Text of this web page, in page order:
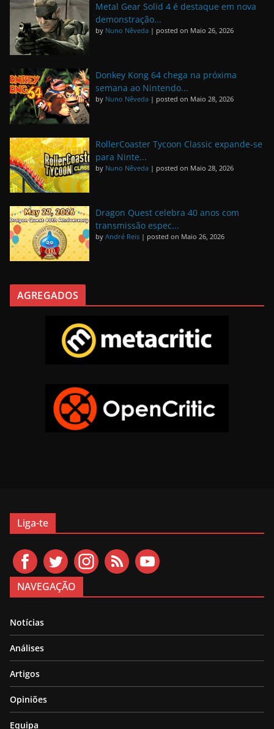
Metal Gear Solid 4 é destaque em nova
demonstração...
by Nuno Nêveda | posted on Maio 26, 2026
Donkey Kong 64 chega na próxima
semana ao Nintendo...
by Nuno Nêveda | posted on Maio 28, 2026
RollerCoaster Tycoon Classic expande-se
para Ninte...
by Nuno Nêveda | posted on Maio 28, 2026
Dragon Quest celebra 40 anos com
transmissão espec...
by André Reis | posted on Maio 26, 2026
AGREGADOS
Liga-te
NAVEGAÇÃO
Notícias
Análises
Artigos
Opiniões
Equipa